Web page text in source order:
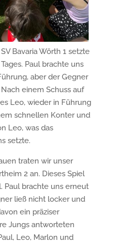
Bavaria Wörth 1 setzte
Paul brachte uns
aber der Gegner
einem Schuss auf
Leo, wieder in Führung
schnellen Konter und
Leo, was das
setzte.
traten wir unser
2 an. Dieses Spiel
Paul brachte uns erneut
ließ nicht locker und
ein präziser
Jungs antworteten
Leo, Marlon und